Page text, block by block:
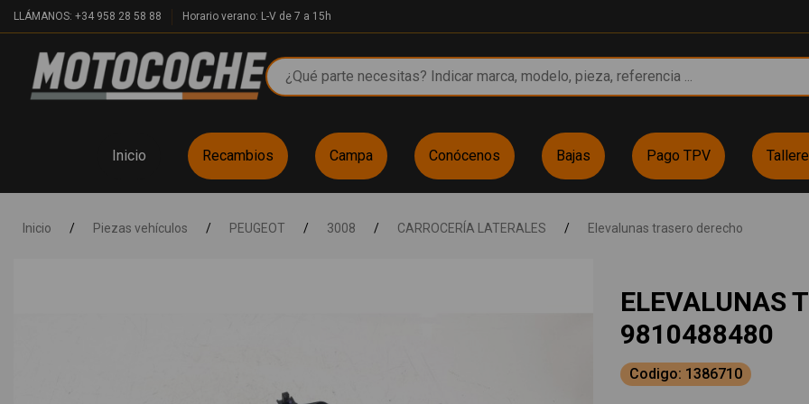
LLÁMANOS: +34 958 28 58 88 Horario verano: L-V de 7 a 15h
Inicio Recambios Campa Conócenos Bajas Pago TPV
Inicio / Piezas vehículos / PEUGEOT / 3008 / CARROCERÍA LATERALES / Elevalunas trasero derecho
ELEVALUNAS
9810488480
Codigo: 1386710